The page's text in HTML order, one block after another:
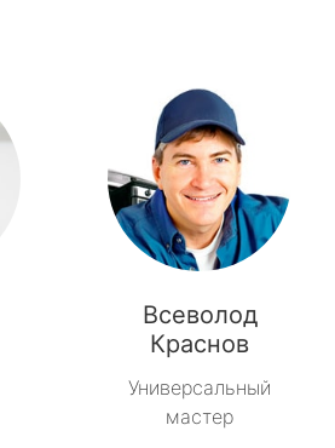
Всеволод
Краснов
Универсальный
мастер